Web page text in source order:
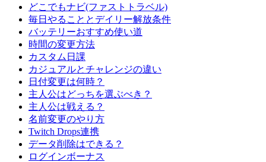
どこでもナビ(ファストトラベル)
毎日やることとデイリー解放条件
バッテリーおすすめ使い道
時間の変更方法
カスタム日課
カジュアルとチャレンジの違い
日付変更は何時？
主人公はどっちを選ぶべき？
主人公は戦える？
名前変更のやり方
Twitch Drops連携
データ削除はできる？
ログインボーナス